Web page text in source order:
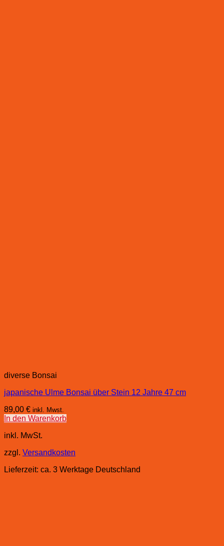
diverse Bonsai
japanische Ulme Bonsai über Stein 12 Jahre 47 cm
89,00 € inkl. Mwst.
In den Warenkorb
inkl. MwSt.
zzgl. Versandkosten
Lieferzeit: ca. 3 Werktage Deutschland